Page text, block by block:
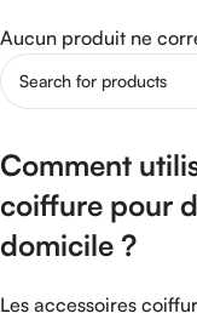
Aucun produit ne
Comment
coiffure pour
domicile ?
Les accessoires